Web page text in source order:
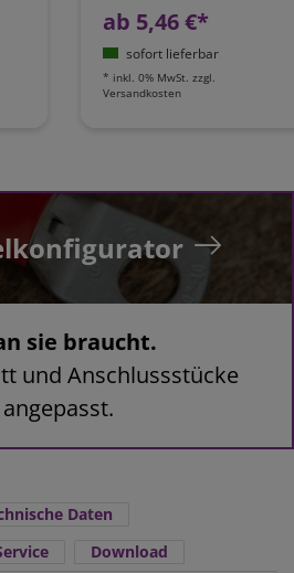
ab 5,46 €*
sofort lieferbar
* inkl. 0% MwSt. zzgl.
Versandkosten
sie braucht.
und Anschlussstücke
Daten
Download